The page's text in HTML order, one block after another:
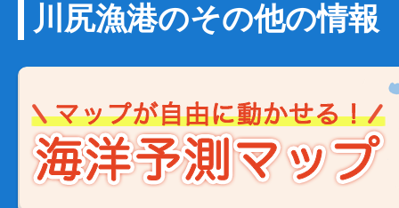
川尻漁港のその他の情報